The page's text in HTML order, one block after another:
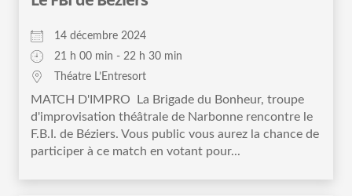
14 décembre 2024
21 h 00 min - 22 h 30 min
Théatre L’Entresort
MATCH D'IMPRO La Brigade du Bonheur, troupe
d'improvisation théâtrale de Narbonne rencontre le
F.B.I. de Béziers. Vous public vous aurez la chance de
participer à ce match en votant pour...